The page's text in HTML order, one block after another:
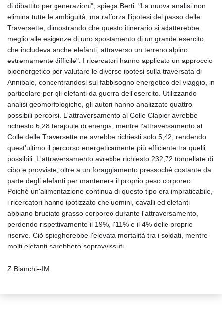
di dibattito per generazioni", spiega Berti. "La nuova analisi non
elimina tutte le ambiguità, ma rafforza l'ipotesi del passo delle
Traversette, dimostrando che questo itinerario si adatterebbe
meglio alle esigenze di uno spostamento di un grande esercito,
che includeva anche elefanti, attraverso un terreno alpino
estremamente difficile". I ricercatori hanno applicato un approccio
bioenergetico per valutare le diverse ipotesi sulla traversata di
Annibale, concentrandosi sul fabbisogno energetico del viaggio, in
particolare per gli elefanti da guerra dell'esercito. Utilizzando
analisi geomorfologiche, gli autori hanno analizzato quattro
possibili percorsi. L'attraversamento al Colle Clapier avrebbe
richiesto 6,28 terajoule di energia, mentre l'attraversamento al
Colle delle Traversette ne avrebbe richiesti solo 5,42, rendendo
quest'ultimo il percorso energeticamente più efficiente tra quelli
possibili. L'attraversamento avrebbe richiesto 232,72 tonnellate di
cibo e provviste, oltre a un foraggiamento pressoché costante da
parte degli elefanti per mantenere il proprio peso corporeo.
Poiché un'alimentazione continua di questo tipo era impraticabile,
i ricercatori hanno ipotizzato che uomini, cavalli ed elefanti
abbiano bruciato grasso corporeo durante l'attraversamento,
perdendo rispettivamente il 19%, l'11% e il 4% delle proprie
riserve. Ciò spiegherebbe l'elevata mortalità tra i soldati, mentre
molti elefanti sarebbero sopravvissuti.
Z.Bianchi--IM